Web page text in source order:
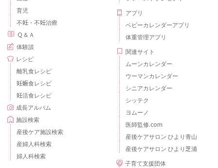
育児
不妊・不妊治療
Ｑ＆Ａ
体験談
レシピ
離乳食レシピ
妊娠食レシピ
妊活食レシピ
成長アルバム
施設検索
産後ケア施設検索
産婦人科検索
婦人科検索
アプリ
ベビーカレンダーアプリ
体重管理アプリ
関連サイト
ムーンカレンダー
ウーマンカレンダー
シニアカレンダー
シッテク
ヨムーノ
医師監修.com
産後ケアサロン ひより青山
産後ケアサロン ひより芝浦
子育て支援団体